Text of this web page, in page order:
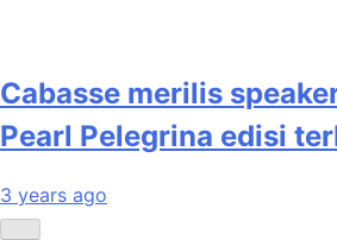
Cabasse merilis
Pearl Pelegrina edisi
3 years ago